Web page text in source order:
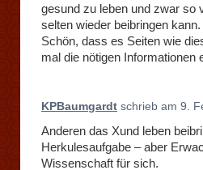
gesund zu leben und zwar so
selten wieder beibringen kann.
Schön, dass es Seiten wie
mal die nötigen Informationen
KPBaumgardt schrieb am 9.
Anderen das Xund leben
Herkulesaufgabe – aber
Wissenschaft für sich.